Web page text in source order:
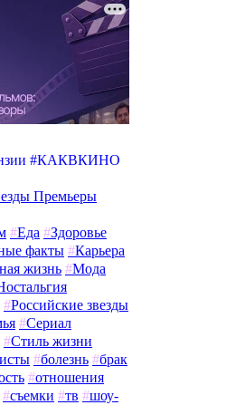
#КАКВКИНО
Премьеры
#Еда #Здоровье
факты #Карьера
жизнь #Мода
#Российские звезды
#Сериал
#Стиль жизни
#болезнь #брак
#отношения
#съемки #тв #шоу-